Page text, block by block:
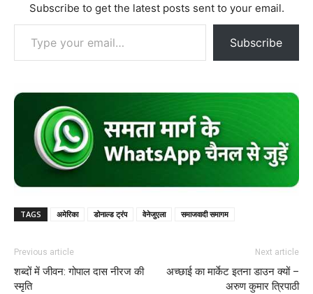
Subscribe to get the latest posts sent to your email.
Type your email…
Subscribe
TAGS अमेरिका डोनाल्ड ट्रंप वेनेजुएला समाजवादी समागम
Previous article
शब्दों में जीवन: गोपाल दास नीरज की
स्मृति
Next article
अच्छाई का मार्केट इतना डाउन क्यों –
अरुण कुमार त्रिपाठी